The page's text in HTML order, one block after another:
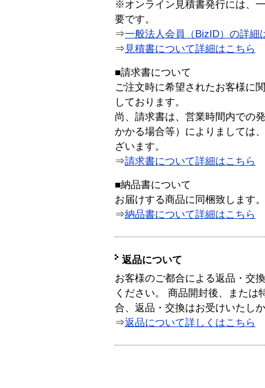
※オンライン見積書発行には、
要です。
⇒一般法人会員（BizID）の詳細
⇒ 見積書について詳細はこちら
■請求書について
ご注文時に希望されたお客様に
しております。
尚、請求書は、営業時間内での
かかる場合等）によりましては
ざいます。
⇒請求書について詳細はこちら
■納品書について
お届けする商品に同梱致します。
⇒納品書について詳細はこちら
返品について
お客様のご都合による返品・交
ください。 商品開封後、または
合、返品・交換はお受けいたし
⇒返品について詳しくはこちら